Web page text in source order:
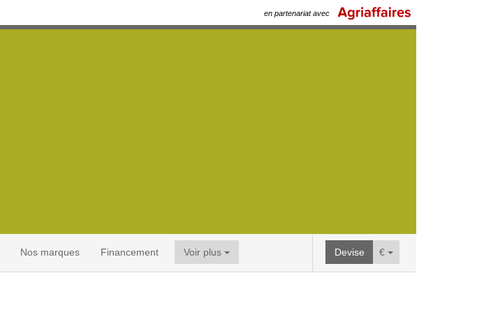
en partenariat avec
Devise €
Nos marques Financement Voir plus